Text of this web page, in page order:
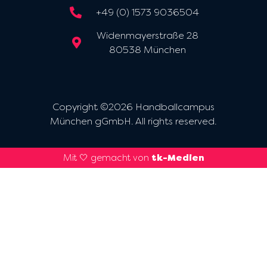
+49 (0) 1573 9036504
Widenmayerstraße 28
80538 München
Copyright ©2026 Handballcampus
München gGmbH. All rights reserved.
Mit 🤍 gemacht von tk-Medien